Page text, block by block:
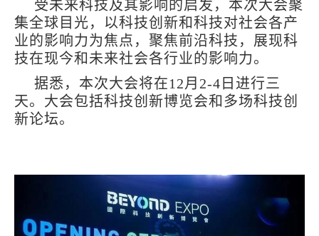
受未来科技及其影响的启发，本次大会聚
集全球目光，以科技创新和科技对社会各产
业的影响力为焦点，聚焦前沿科技，展现科
技在现今和未来社会各行业的影响力。
据悉，本次大会将在12月2-4日进行三
天。大会包括科技创新博览会和多场科技创
新论坛。